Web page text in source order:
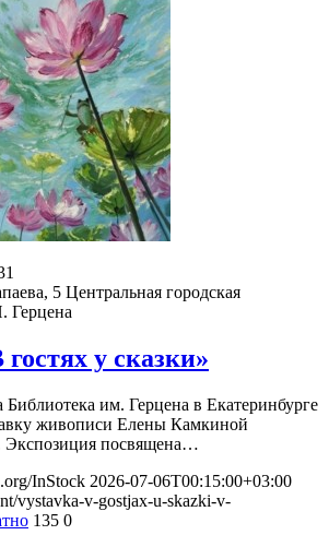
5 Центральная городская
Герцена
у сказки»
им. Герцена в Екатеринбурге
живописи Елены Камкиной
Экспозиция посвящена…
InStock 2026-07-06T00:15:00+03:00
vystavka-v-gostjax-u-skazki-v-
135 0